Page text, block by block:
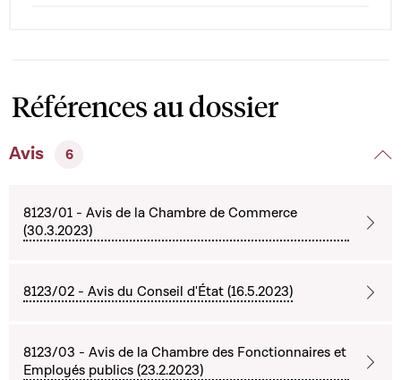
Références au dossier
Avis 6
8123/01 - Avis de la Chambre de Commerce
(30.3.2023)
8123/02 - Avis du Conseil d'État (16.5.2023)
8123/03 - Avis de la Chambre des Fonctionnaires et
Employés publics (23.2.2023)